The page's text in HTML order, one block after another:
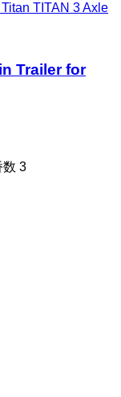
TITAN 3 Axle
Trailer for
数 3